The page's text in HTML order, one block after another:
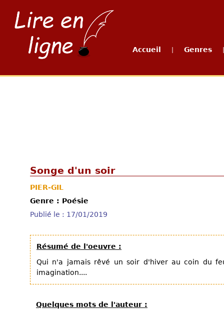
Accueil Genres
Songe d'un soir
PIER-GIL
Genre : Poésie
Publié le : 17/01/2019
Résumé de l'oeuvre :
Qui n'a jamais rêvé un soir d'hiver au coin du
imagination....
Quelques mots de l'auteur :